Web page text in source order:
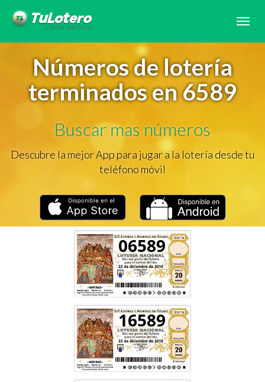
Números de lotería
terminados en 6589
Buscar mas números
Descubre la mejor App para jugar a la lotería desde tu
teléfono móvil
06589
16589